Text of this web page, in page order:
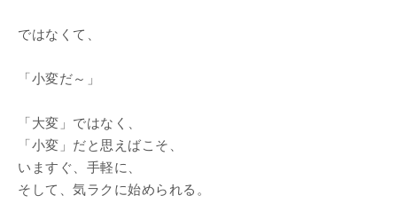
ではなくて、
「小変だ～」
「大変」ではなく、
「小変」だと思えばこそ、
いますぐ、手軽に、
そして、気ラクに始められる。